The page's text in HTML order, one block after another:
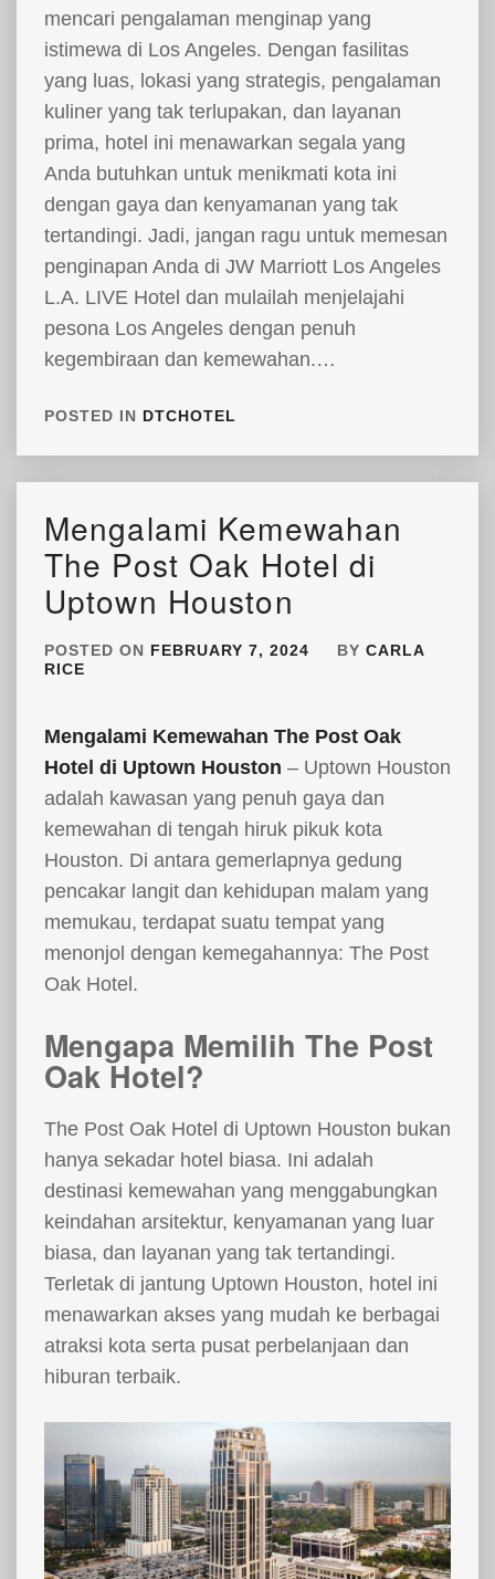
mencari pengalaman menginap yang
istimewa di Los Angeles. Dengan fasilitas
yang luas, lokasi yang strategis, pengalaman
kuliner yang tak terlupakan, dan layanan
prima, hotel ini menawarkan segala yang
Anda butuhkan untuk menikmati kota ini
dengan gaya dan kenyamanan yang tak
tertandingi. Jadi, jangan ragu untuk memesan
penginapan Anda di JW Marriott Los Angeles
L.A. LIVE Hotel dan mulailah menjelajahi
pesona Los Angeles dengan penuh
kegembiraan dan kemewahan.…
POSTED IN DTCHOTEL
Mengalami Kemewahan
The Post Oak Hotel di
Uptown Houston
POSTED ON FEBRUARY 7, 2024 BY CARLA
RICE
Mengalami Kemewahan The Post Oak
Hotel di Uptown Houston – Uptown Houston
adalah kawasan yang penuh gaya dan
kemewahan di tengah hiruk pikuk kota
Houston. Di antara gemerlapnya gedung
pencakar langit dan kehidupan malam yang
memukau, terdapat suatu tempat yang
menonjol dengan kemegahannya: The Post
Oak Hotel.
Mengapa Memilih The Post
Oak Hotel?
The Post Oak Hotel di Uptown Houston bukan
hanya sekadar hotel biasa. Ini adalah
destinasi kemewahan yang menggabungkan
keindahan arsitektur, kenyamanan yang luar
biasa, dan layanan yang tak tertandingi.
Terletak di jantung Uptown Houston, hotel ini
menawarkan akses yang mudah ke berbagai
atraksi kota serta pusat perbelanjaan dan
hiburan terbaik.